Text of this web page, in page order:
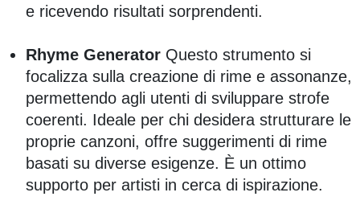
e ricevendo risultati sorprendenti.
Rhyme Generator Questo strumento si
focalizza sulla creazione di rime e assonanze,
permettendo agli utenti di sviluppare strofe
coerenti. Ideale per chi desidera strutturare le
proprie canzoni, offre suggerimenti di rime
basati su diverse esigenze. È un ottimo
supporto per artisti in cerca di ispirazione.